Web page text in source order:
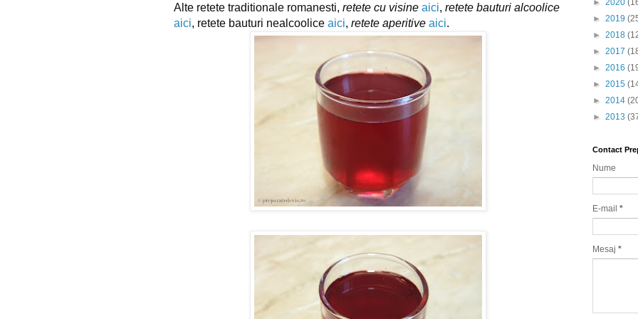
Alte retete traditionale romanesti, retete cu visine aici, retete bauturi alcoolice
aici, retete bauturi nealcoolice aici, retete aperitive aici.
► 2020
► 2019
► 2018
► 2017
► 2016
► 2015
► 2014
► 2013
Contact
Nume
E-mail *
Mesaj *